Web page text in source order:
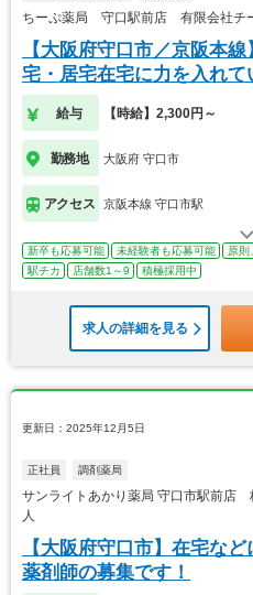
ちーぷ薬局 守口駅前店 有限会社チ
【大阪府守口市／京阪本
宅・居宅在宅に力を入れ
給与 【時給】2,300円～
勤務地 大阪府 守口市
アクセス 京阪本線 守口市駅
新卒も応募可能 未経験者も応募可能 原則
駅チカ
店舗数1～9 積極採用中
求人の詳細を見る
更新日：2025年12月5日
正社員 調剤薬局
サンライトあかり薬局 守口市駅前店
人
【大阪府守口市】在宅な
薬剤師の募集です！